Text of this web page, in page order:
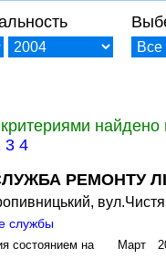
3 4
РЕМОНТУ
службы
состоянием на Март